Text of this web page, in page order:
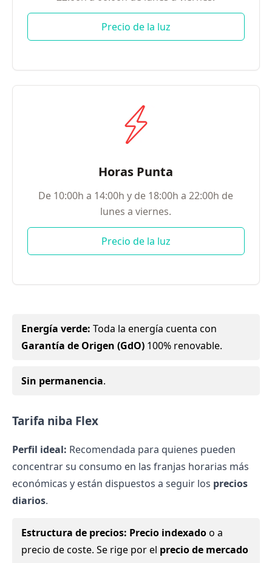
Precio de la luz
Horas Punta
De 10:00h a 14:00h y de 18:00h a 22:00h de
lunes a viernes.
Precio de la luz
Energía verde: Toda la energía cuenta con
Garantía de Origen (GdO) 100% renovable.
Sin permanencia.
Tarifa niba Flex
Perfil ideal: Recomendada para quienes pueden
concentrar su consumo en las franjas horarias más
económicas y están dispuestos a seguir los precios
diarios.
Estructura de precios: Precio indexadoo a
precio de coste. Se rige por el precio de mercado